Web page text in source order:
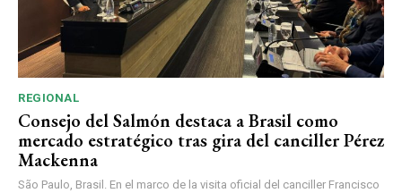
REGIONAL
Consejo del Salmón destaca a Brasil como
mercado estratégico tras gira del canciller Pérez
Mackenna
São Paulo, Brasil. En el marco de la visita oficial del canciller Francisco